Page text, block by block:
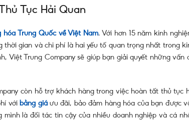
Tục Hải Quan
hóa Trung Quốc về Việt Nam. Với hơn 15 năm kinh
thời gian và chi phí là hai yếu tố quan trọng nhất trong
Việt Trung Company sẽ giúp bạn giải quyết những vấn
còn hỗ trợ khách hàng trong việc hoàn tất thủ tục
với bảng giáưu đãi, bảo đảm hàng hóa của bạn được
là đối tác tin cậy của nhiều doanh nghiệp và cá